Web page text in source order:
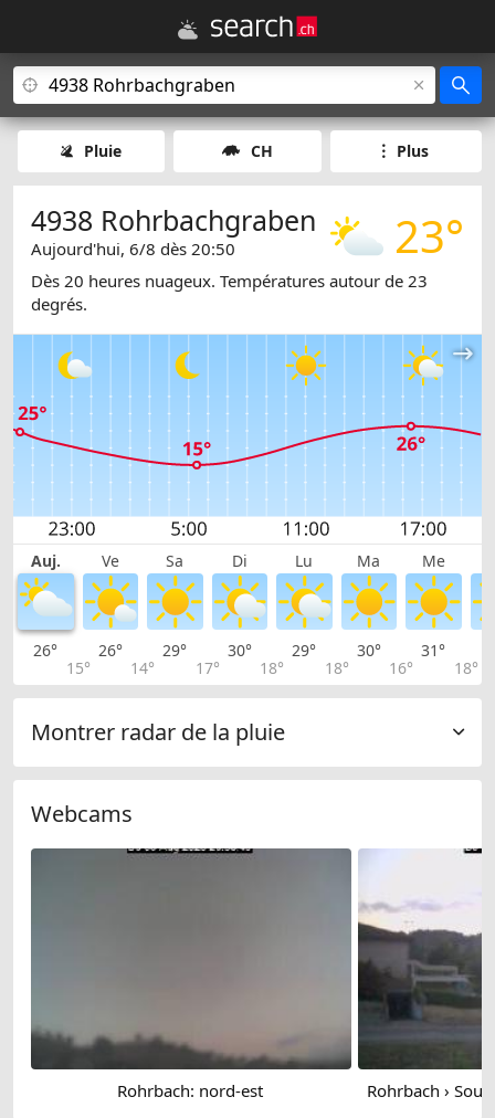
Pluie CH Plus
23°
4938 Rohrbachgraben
Aujourd'hui, 6/8 dès 20:50
Dès 20 heures nuageux. Températures autour de 23
degrés.
Auj. Ve Sa Di Lu Ma Me
26°
15°
26°
14°
29°
17°
30°
18°
29°
18°
30°
16°
31°
18°
Montrer radar de la pluie
Webcams
Rohrbach: nord-est